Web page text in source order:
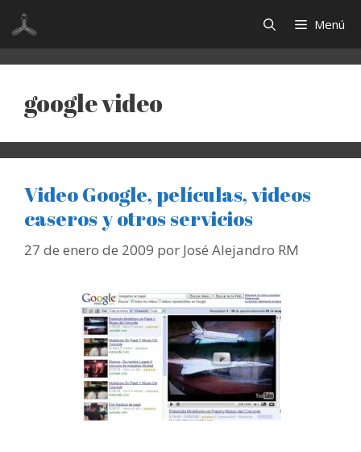
Saltar
contenido
Menú
google video
Video Google, películas, videos
caseros y otros servicios
27 de enero de 2009 por José Alejandro RM